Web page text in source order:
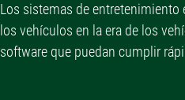
Los sistemas de
los vehículos en la era de los
software que puedan cumplir